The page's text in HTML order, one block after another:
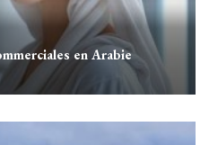
en Arabie